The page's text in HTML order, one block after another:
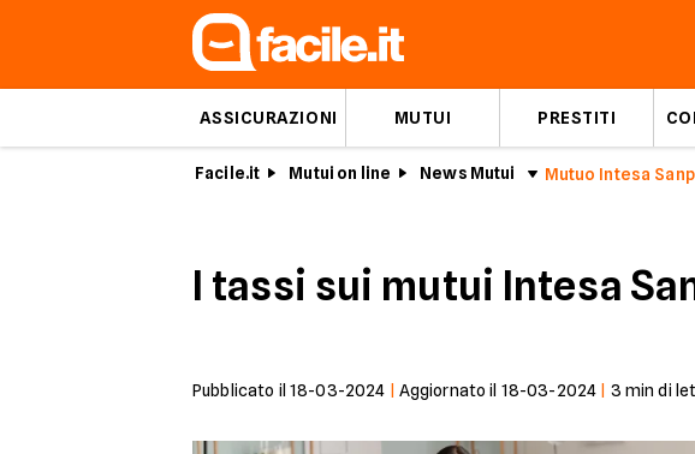
ASSICURAZIONI MUTUI PRESTITI
Facile.it Mutui on line News Mutui
I tassi sui mutui Intesa
Pubblicato il 18-03-2024 Aggiornato il 18-03-2024 3 min di